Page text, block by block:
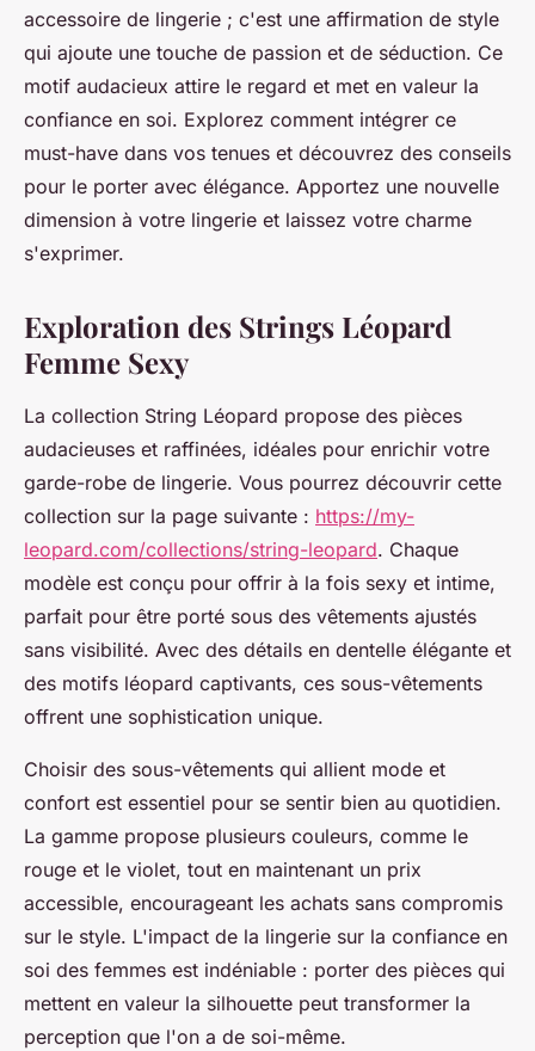
accessoire de lingerie ; c'est une affirmation de style
qui ajoute une touche de passion et de séduction. Ce
motif audacieux attire le regard et met en valeur la
confiance en soi. Explorez comment intégrer ce
must-have dans vos tenues et découvrez des conseils
pour le porter avec élégance. Apportez une nouvelle
dimension à votre lingerie et laissez votre charme
s'exprimer.
Exploration des Strings Léopard
Femme Sexy
La collection String Léopard propose des pièces
audacieuses et raffinées, idéales pour enrichir votre
garde-robe de lingerie. Vous pourrez découvrir cette
collection sur la page suivante : https://my-
leopard.com/collections/string-leopard. Chaque
modèle est conçu pour offrir à la fois sexy et intime,
parfait pour être porté sous des vêtements ajustés
sans visibilité. Avec des détails en dentelle élégante et
des motifs léopard captivants, ces sous-vêtements
offrent une sophistication unique.
Choisir des sous-vêtements qui allient mode et
confort est essentiel pour se sentir bien au quotidien.
La gamme propose plusieurs couleurs, comme le
rouge et le violet, tout en maintenant un prix
accessible, encourageant les achats sans compromis
sur le style. L'impact de la lingerie sur la confiance en
soi des femmes est indéniable : porter des pièces qui
mettent en valeur la silhouette peut transformer la
perception que l'on a de soi-même.